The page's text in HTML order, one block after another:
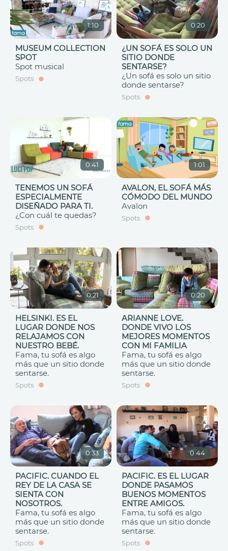
1:10
MUSEUM COLLECTION
SPOT
Spot musical
Spots
0:20
¿UN SOFÁ ES SOLO UN
SITIO DONDE
SENTARSE?
¿Un sofá es solo un sitio
donde sentarse?
Spots
0:41
TENEMOS UN SOFÁ
ESPECIALMENTE
DISEÑADO PARA TI.
¿Con cuál te quedas?
Spots
1:01
AVALON, EL SOFÁ MÁS
CÓMODO DEL MUNDO
Avalon
Spots
0:21
HELSINKI. ES EL
LUGAR DONDE NOS
RELAJAMOS CON
NUESTRO BEBÉ.
Fama, tu sofá es algo
más que un sitio donde
sentarse.
Spots
0:20
ARIANNE LOVE.
DONDE VIVO LOS
MEJORES MOMENTOS
CON MI FAMILIA
Fama, tu sofá es algo
más que un sitio donde
sentarse.
Spots
0:33
PACIFIC. CUANDO EL
REY DE LA CASA SE
SIENTA CON
NOSOTROS.
Fama, tu sofá es algo
más que un sitio donde
sentarse.
Spots
0:44
PACIFIC. ES EL LUGAR
DONDE PASAMOS
BUENOS MOMENTOS
ENTRE AMIGOS.
Fama, tu sofá es algo
más que un sitio donde
sentarse.
Spots